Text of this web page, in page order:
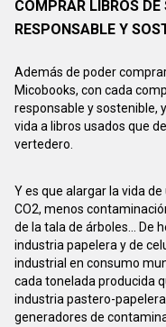
COMPRAR LIBROS
RESPONSABLE Y
Además de poder
Micobooks, con cada
responsable y sostenible,
vida a libros usados que
vertedero.
Y es que alargar la vida
CO2, menos
de la tala de árboles... De
industria papelera y de
industrial en consumo
cada tonelada producida
industria pastero-
generadores de